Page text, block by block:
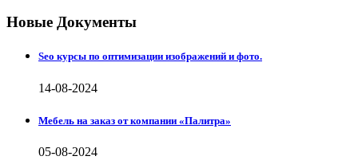
Новые Документы
Seo курсы по оптимизации изображений и фото.
14-08-2024
Мебель на заказ от компании «Палитра»
05-08-2024